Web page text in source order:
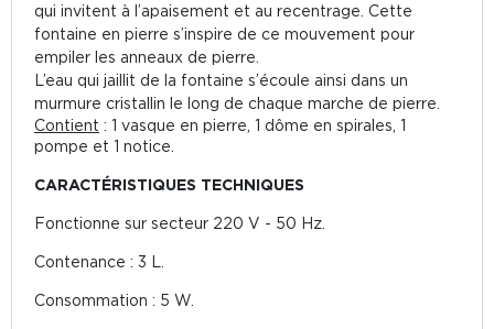
qui invitent à l’apaisement et au recentrage. Cette
fontaine en pierre s’inspire de ce mouvement pour
empiler les anneaux de pierre.
L’eau qui jaillit de la fontaine s’écoule ainsi dans un
murmure cristallin le long de chaque marche de pierre.
Contient : 1 vasque en pierre, 1 dôme en spirales, 1
pompe et 1 notice.
CARACTÉRISTIQUES TECHNIQUES
Fonctionne sur secteur 220 V - 50 Hz.
Contenance : 3 L.
Consommation : 5 W.